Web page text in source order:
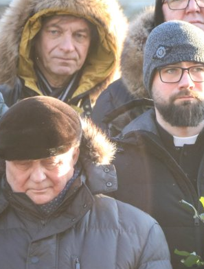
СПЕЦПРОЕКТЫ
Письмо Рождеству из
века
Янв 7, 2026 0 995
Что бы написал шумный, яркий век празднику
Рождества Христова?